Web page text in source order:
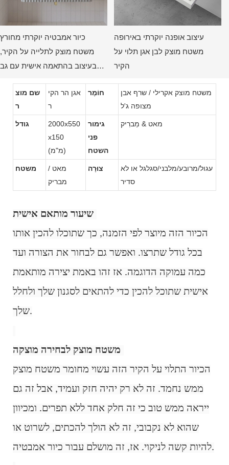
כיור אמבטיה יוקרתי מחורץ
משטח מוצק לתלייה על הקיר,
בעיצוב בהתאמה אישית עם גב
עיצוב אופנה יוקרתי באירופה
משטח מוצק לבן אגן תלוי על
הקיר
שם מוצ
ר
אגן הר הקי
ר
חוֹמֶר
משטח מוצק אקרילי / שרף אבן
מצופה ג'ל
גודל
2000x550
x150
(מ"מ)
גימור
פני
השטח
מאט & מַברִיק
משטח
מאט /
מבריק
צוּרָה
עגול/מרובע/מלבני/סגלגל או לא
סדיר
הכיור הזה מיוצר לפי הזמנה, כך שתוכלו להכין אותו
בכל גודל שתרצו. ואפשר גם לבחור את הצורה ועד
כמה עמוקה הדוגמה. אז זהו באמת יצירה מותאמת
אישית שתוכל להכין כדי להתאים לסגנון שלך ולחלל
שלך.
הכיור התלוי על הקיר הזה עשוי מחומר משטח מוצק
ממש נחמד. זה לא רק יהיה חזק ועמיד, אבל זה גם
ייראה ממש טוב כי זה חלק אחד ללא תפרים. ומכיוון
שהוא לא נקבובי, זה לא הולך להכתים, לשרוט או
להיות קשה לניקוי. אז, זה מושלם עבור כיור אמבטיה.